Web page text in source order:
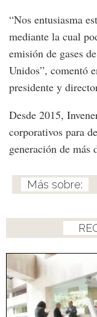
“Nos entusiasma
mediante la cual
emisión de gases
Unidos”, comentó
presidente y
Desde 2015,
corporativos para
generación de más